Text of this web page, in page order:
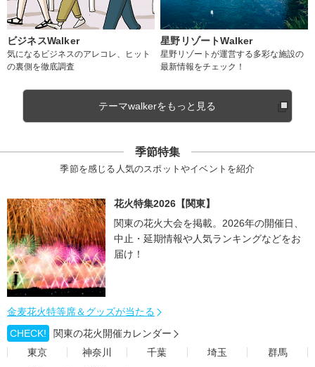
ビジネスWalker
気になるビジネスのアレコレ、ヒット
の裏側を徹底調査
星野リゾートWalker
星野リゾートが運営する多彩な施設の
最新情報をチェック！
テーマwalkerをもっと見る
季節特集
季節を感じる人気のスポットやイベントを紹介
花火特集2026【関東】
関東の花火大会を掲載。2026年の開催日、
中止・延期情報や人気ランキングなどをお
届け！
金麦花火特等席＆グッズが当たる
CHECK!
関東の花火開催カレンダー
東京
神奈川 千葉 埼玉
群馬